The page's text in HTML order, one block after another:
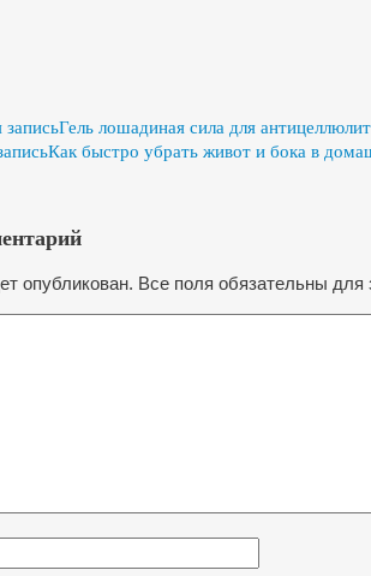
Гель лошадиная сила для
Как быстро убрать живот и бока в
опубликован. Все поля обязательны для